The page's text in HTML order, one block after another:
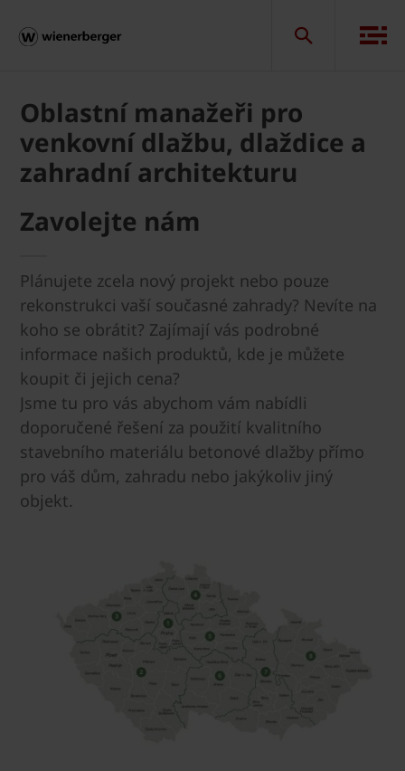
Oblastní manažeři pro
venkovní dlažbu, dlaždice a
zahradní architekturu
Zavolejte nám
Plánujete zcela nový projekt nebo pouze
rekonstrukci vaší současné zahrady? Nevíte na
koho se obrátit? Zajímají vás podrobné
informace našich produktů, kde je můžete
koupit či jejich cena?
Jsme tu pro vás abychom vám nabídli
doporučené řešení za použití kvalitního
stavebního materiálu betonové dlažby přímo
pro váš dům, zahradu nebo jakýkoliv jiný
objekt.